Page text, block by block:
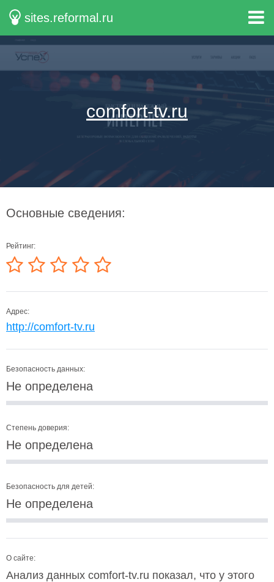
sites.reformal.ru
comfort-tv.ru
Основные сведения:
Рейтинг:
Адрес:
http://comfort-tv.ru
Безопасность данных:
Не определена
Степень доверия:
Не определена
Безопасность для детей:
Не определена
О сайте:
Анализ данных comfort-tv.ru показал, что у этого